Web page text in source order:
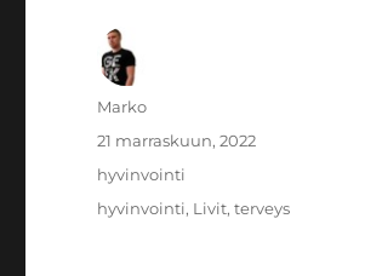
Kirjoittaja
Marko
Julkaistu
21 marraskuun, 2022
Kategoriat
hyvinvointi
Avainsanat
hyvinvointi, Livit,terveys